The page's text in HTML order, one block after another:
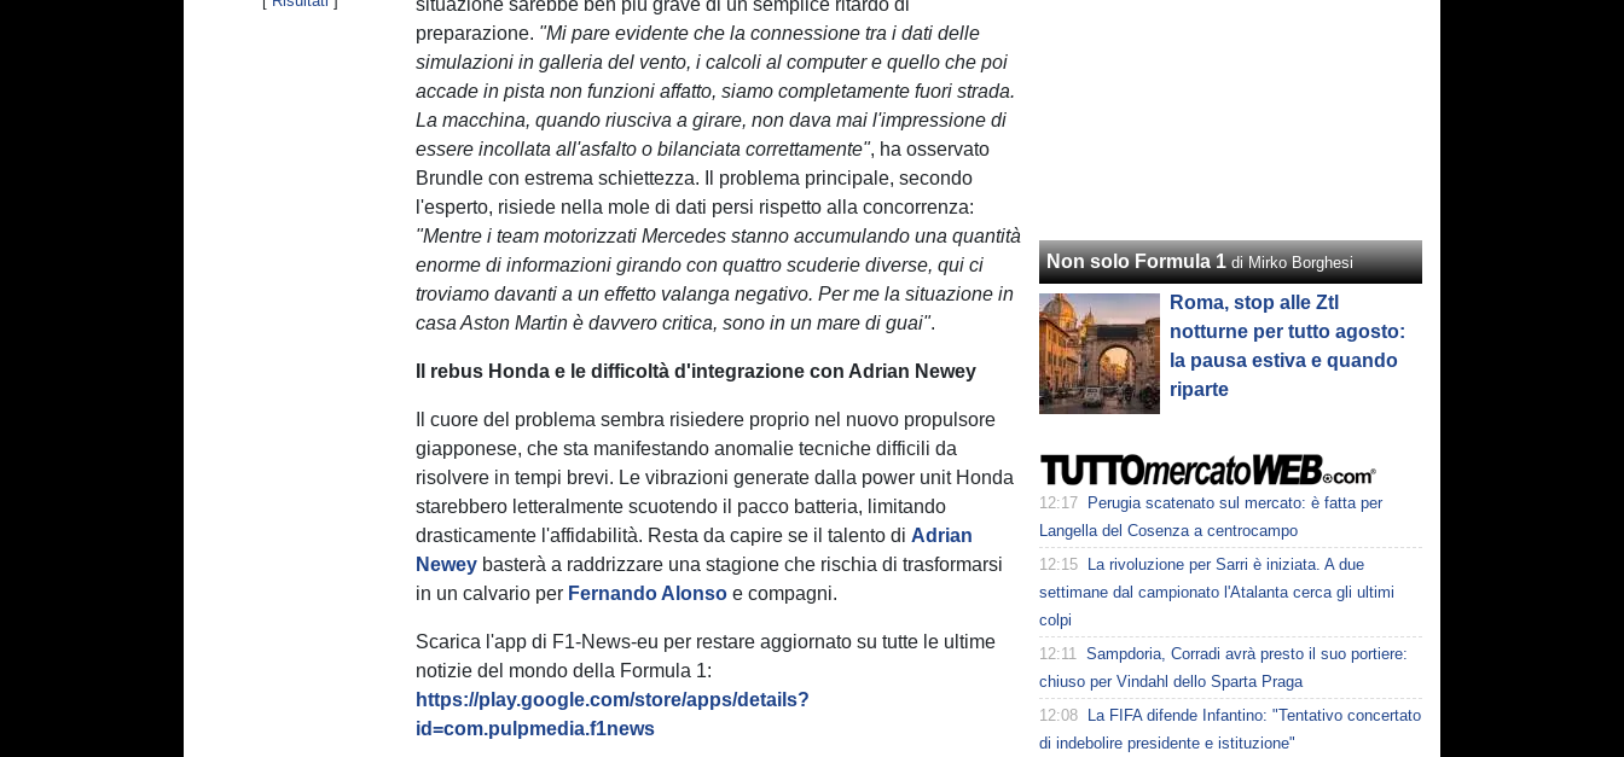
situazione sarebbe ben più grave di un semplice ritardo di
preparazione. "Mi pare evidente che la connessione tra i dati delle
simulazioni in galleria del vento, i calcoli al computer e quello che poi
accade in pista non funzioni affatto, siamo completamente fuori strada.
La macchina, quando riusciva a girare, non dava mai l'impressione di
essere incollata all'asfalto o bilanciata correttamente", ha osservato
Brundle con estrema schiettezza. Il problema principale, secondo
l'esperto, risiede nella mole di dati persi rispetto alla concorrenza:
"Mentre i team motorizzati Mercedes stanno accumulando una quantità
enorme di informazioni girando con quattro scuderie diverse, qui ci
troviamo davanti a un effetto valanga negativo. Per me la situazione in
casa Aston Martin è davvero critica, sono in un mare di guai".
Il rebus Honda e le difficoltà d'integrazione con Adrian Newey
Il cuore del problema sembra risiedere proprio nel nuovo propulsore
giapponese, che sta manifestando anomalie tecniche difficili da
risolvere in tempi brevi. Le vibrazioni generate dalla power unit Honda
starebbero letteralmente scuotendo il pacco batteria, limitando
drasticamente l'affidabilità. Resta da capire se il talento di Adrian
Newey basterà a raddrizzare una stagione che rischia di trasformarsi
in un calvario per Fernando Alonso e compagni.
Scarica l'app di F1-News-eu per restare aggiornato su tutte le ultime
notizie del mondo della Formula 1:
https://play.google.com/store/apps/details?
id=com.pulpmedia.f1news
Non solo Formula 1 di Mirko Borghesi
Roma, stop alle Ztl
notturne per tutto agosto:
la pausa estiva e quando
riparte
12:17
Perugia scatenato sul mercato: è fatta per
Langella del Cosenza a centrocampo
12:15
La rivoluzione per Sarri è iniziata. A due
settimane dal campionato l'Atalanta cerca gli ultimi
colpi
12:11 Sampdoria, Corradi avrà presto il suo portiere:
chiuso per Vindahl dello Sparta Praga
12:08
La FIFA difende Infantino: "Tentativo concertato
di indebolire presidente e istituzione"